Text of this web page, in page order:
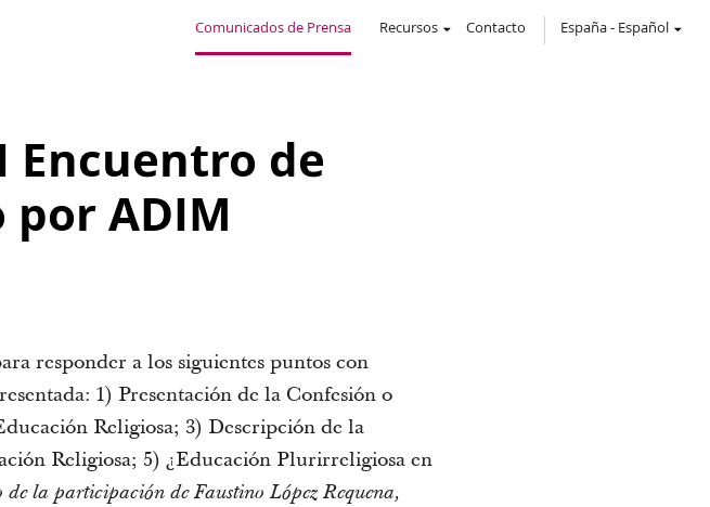
Comunicados de Prensa Recursos Contacto España- Español
Encuentro de
por ADIM
responder a los siguientes puntos con
1) Presentación de la Confesión o
Religiosa; 3) Descripción de la
Religiosa; 5) ¿Educación Plurirreligiosa en
la participación de Faustino López Requena,